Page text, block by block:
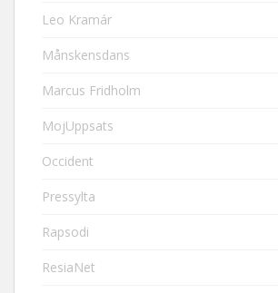
Leo Kramár
Månskensdans
Marcus Fridholm
MojUppsats
Occident
Pressylta
Rapsodi
ResiaNet